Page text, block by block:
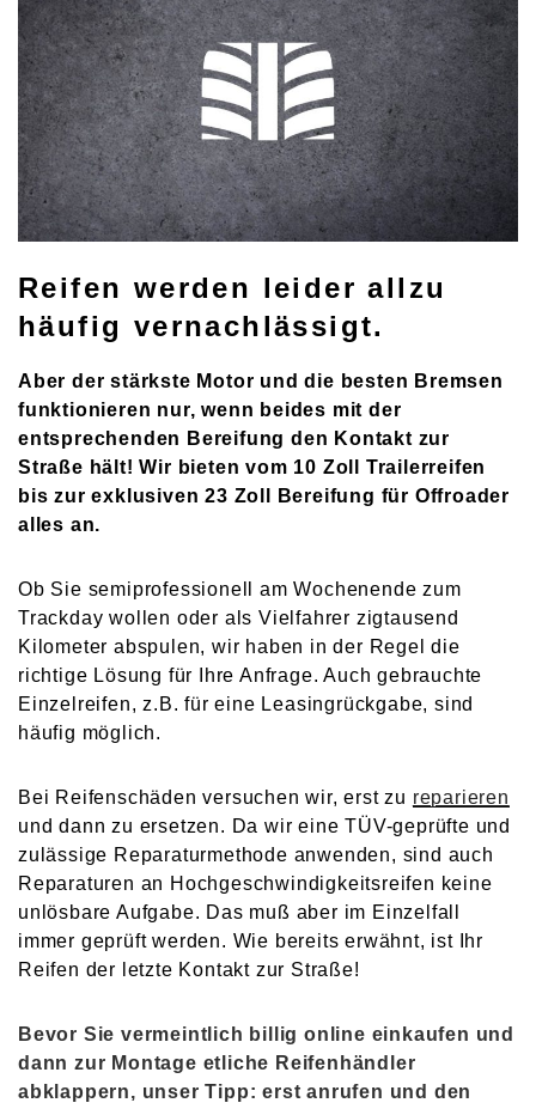
Reifen werden leider allzu
häufig vernachlässigt.
Aber der stärkste Motor und die besten Bremsen
funktionieren nur, wenn beides mit der
entsprechenden Bereifung den Kontakt zur
Straße hält! Wir bieten vom 10 Zoll Trailerreifen
bis zur exklusiven 23 Zoll Bereifung für Offroader
alles an.
Ob Sie semiprofessionell am Wochenende zum
Trackday wollen oder als Vielfahrer zigtausend
Kilometer abspulen, wir haben in der Regel die
richtige Lösung für Ihre Anfrage. Auch gebrauchte
Einzelreifen, z.B. für eine Leasingrückgabe, sind
häufig möglich.
Bei Reifenschäden versuchen wir, erst zu reparieren
und dann zu ersetzen. Da wir eine TÜV-geprüfte und
zulässige Reparaturmethode anwenden, sind auch
Reparaturen an Hochgeschwindigkeitsreifen keine
unlösbare Aufgabe. Das muß aber im Einzelfall
immer geprüft werden. Wie bereits erwähnt, ist Ihr
Reifen der letzte Kontakt zur Straße!
Bevor Sie vermeintlich billig online einkaufen und
dann zur Montage etliche Reifenhändler
abklappern, unser Tipp: erst anrufen und den